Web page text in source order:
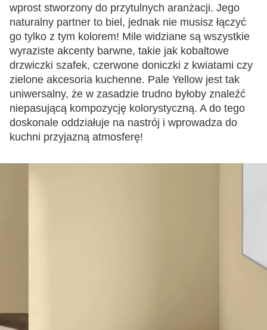
wprost stworzony do przytulnych aranżacji. Jego
naturalny partner to biel, jednak nie musisz łączyć
go tylko z tym kolorem! Mile widziane są wszystkie
wyraziste akcenty barwne, takie jak kobaltowe
drzwiczki szafek, czerwone doniczki z kwiatami czy
zielone akcesoria kuchenne. Pale Yellow jest tak
uniwersalny, że w zasadzie trudno byłoby znaleźć
niepasującą kompozycję kolorystyczną. A do tego
doskonale oddziałuje na nastrój i wprowadza do
kuchni przyjazną atmosferę!